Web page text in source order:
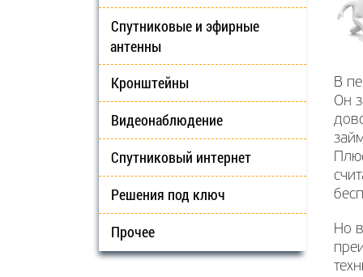
Спутниковые и эфирные
антенны
Кронштейны
Видеонаблюдение
Спутниковый интернет
Решения под ключ
Прочее
В
Он
Но